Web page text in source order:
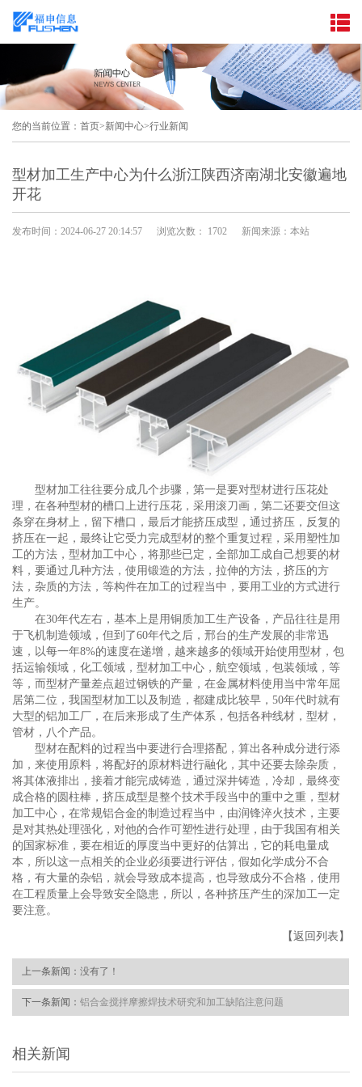
您的当前位置： 首页>新闻中心>行业新闻
型材加工生产中心为什么浙江陕西济南湖北安徽遍地
开花
发布时间：2024-06-27 20:14:57 浏览次数： 1702 新闻来源：本站
型材加工往往要分成几个步骤，第一是要对型材进行压花处
理，在各种型材的槽口上进行压花，采用滚刀画，第二还要交但这
条穿在身材上，留下槽口，最后才能挤压成型，通过挤压，反复的
挤压在一起，最终让它受力完成型材的整个重复过程，采用塑性加
工的方法， 型材加工中心 ，将那些已定，全部加工成自己想要的材
料，要通过几种方法，使用锻造的方法，拉伸的方法，挤压的方
法，杂质的方法，等构件在加工的过程当中，要用工业的方式进行
生产。
在30年代左右，基本上是用铜质加工生产设备，产品往往是用
于飞机制造领域，但到了60年代之后，邢台的生产发展的非常迅
速，以每一年8%的速度在递增，越来越多的领域开始使用型材，包
括运输领域，化工领域，型材加工中心，航空领域，包装领域，等
等，而型材产量差点超过钢铁的产量，在金属材料使用当中常年屈
居第二位，我国型材加工以及制造，都建成比较早，50年代时就有
大型的铝加工厂，在后来形成了生产体系，包括各种线材，型材，
管材，八个产品。
型材在配料的过程当中要进行合理搭配，算出各种成分进行添
加，来使用原料，将配好的原材料进行融化，其中还要去除杂质，
将其体液排出，接着才能完成铸造，通过深井铸造，冷却，最终变
成合格的圆柱棒，挤压成型是整个技术手段当中的重中之重，型材
加工中心，在常规铝合金的制造过程当中，由润锋淬火技术，主要
是对其热处理强化，对他的合作可塑性进行处理，由于我国有相关
的国家标准，要在相近的厚度当中更好的估算出，它的耗电量成
本，所以这一点相关的企业必须要进行评估，假如化学成分不合
格，有大量的杂铝，就会导致成本提高，也导致成分不合格，使用
在工程质量上会导致安全隐患，所以，各种挤压产生的深加工一定
要注意。
【返回列表】
上一条新闻： 没有了！
下一条新闻： 铝合金搅拌摩擦焊技术研究和加工缺陷注意问题
相关新闻